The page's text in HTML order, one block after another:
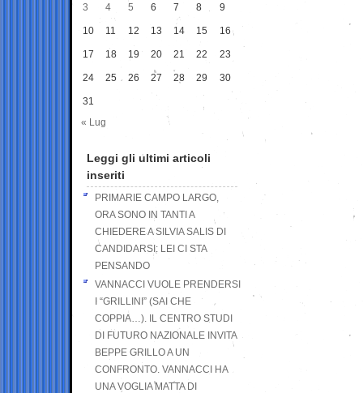
3 4 5 6 7 8 9
10 11 12 13 14 15 16
17 18 19 20 21 22 23
24 25 26 27 28 29 30
31
« Lug
Leggi gli ultimi articoli
inseriti
PRIMARIE CAMPO LARGO,
ORA SONO IN TANTI A
CHIEDERE A SILVIA SALIS DI
CANDIDARSI: LEI CI STA
PENSANDO
VANNACCI VUOLE PRENDERSI
I “GRILLINI” (SAI CHE
COPPIA…). IL CENTRO STUDI
DI FUTURO NAZIONALE INVITA
BEPPE GRILLO A UN
CONFRONTO. VANNACCI HA
UNA VOGLIA MATTA DI